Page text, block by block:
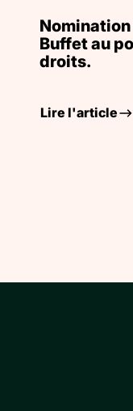
Buffet au
droits.
Lire l'article